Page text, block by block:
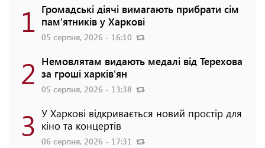
1 Громадські діячі вимагають прибрати сім
пам'ятників у Харкові
05 серпня, 2026 - 16:10
2 Немовлятам видають медалі від Терехова
за гроші харків'ян
05 серпня, 2026 - 13:38
3 У Харкові відкривається новий простір для
кіно та концертів
06 серпня, 2026 - 17:31